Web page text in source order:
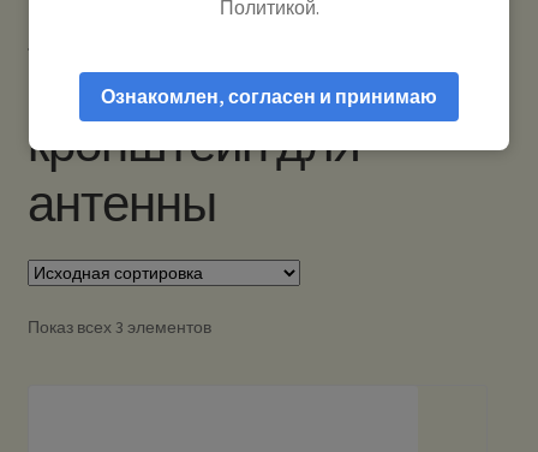
Мой аккаунт
кронштейн для
антенны
Показ всех 3 элементов
Политикой.
Ознакомлен, согласен и принимаю